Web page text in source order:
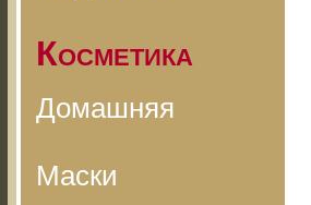
Косметика
Домашняя
Маски